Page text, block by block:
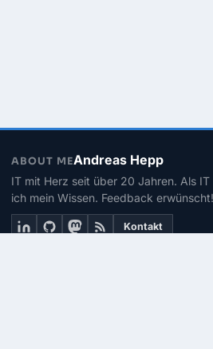
ABOUT MEAndreas Hepp
IT mit Herz seit über 20 Jahren. Als
ich mein Wissen. Feedback erwünscht!
Kontakt